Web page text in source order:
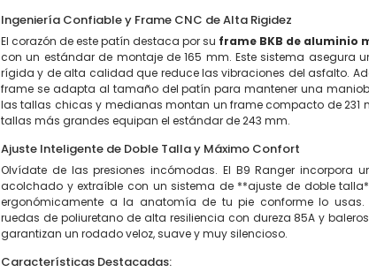
Ingeniería Confiable y Frame CNC de Alta Rigidez
El corazón de este patín destaca por su frame BKB de aluminio
con un estándar de montaje de 165 mm. Este sistema asegura
rígida y de alta calidad que reduce las vibraciones del asfalto.
frame se adapta al tamaño del patín para mantener una
las tallas chicas y medianas montan un frame compacto de 231
tallas más grandes equipan el estándar de 243 mm.
Ajuste Inteligente de Doble Talla y Máximo Confort
Olvídate de las presiones incómodas. El B9 Ranger incorpora
acolchado y extraíble con un sistema de **ajuste de doble
ergonómicamente a la anatomía de tu pie conforme lo
ruedas de poliuretano de alta resiliencia con dureza 85A y
garantizan un rodado veloz, suave y muy silencioso.
Características Destacadas: